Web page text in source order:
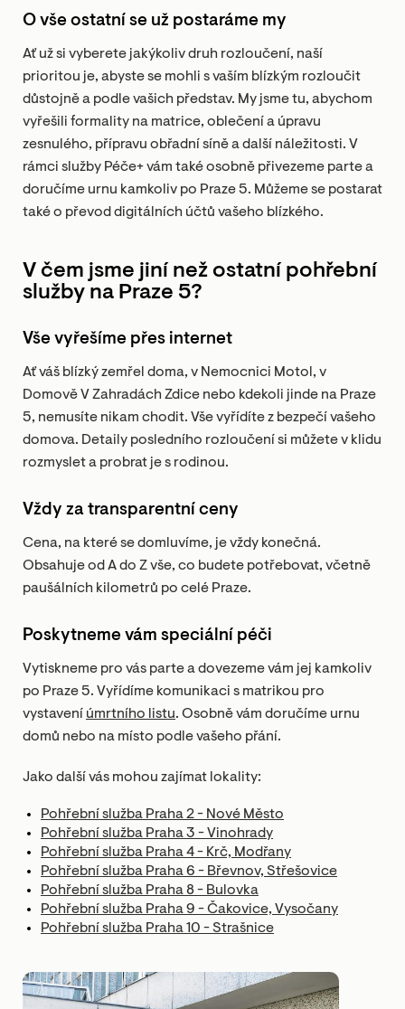
O vše ostatní se už postaráme my
Ať už si vyberete jakýkoliv druh rozloučení, naší
prioritou je, abyste se mohli s vaším blízkým rozloučit
důstojně a podle vašich představ. My jsme tu, abychom
vyřešili formality na matrice, oblečení a úpravu
zesnulého, přípravu obřadní síně a další náležitosti. V
rámci služby Péče+ vám také osobně přivezeme parte a
doručíme urnu kamkoliv po Praze 5. Můžeme se postarat
také o převod digitálních účtů vašeho blízkého.
V čem jsme jiní než ostatní pohřební
služby na Praze 5?
Vše vyřešíme přes internet
Ať váš blízký zemřel doma, v Nemocnici Motol, v
Domově V Zahradách Zdice nebo kdekoli jinde na Praze
5, nemusíte nikam chodit. Vše vyřídíte z bezpečí vašeho
domova. Detaily posledního rozloučení si můžete v klidu
rozmyslet a probrat je s rodinou.
Vždy za transparentní ceny
Cena, na které se domluvíme, je vždy konečná.
Obsahuje od A do Z vše, co budete potřebovat, včetně
paušálních kilometrů po celé Praze.
Poskytneme vám speciální péči
Vytiskneme pro vás parte a dovezeme vám jej kamkoliv
po Praze 5. Vyřídíme komunikaci s matrikou pro
vystavení úmrtního listu. Osobně vám doručíme urnu
domů nebo na místo podle vašeho přání.
Jako další vás mohou zajímat lokality:
Pohřební služba Praha 2 - Nové Město
Pohřební služba Praha 3 - Vinohrady
Pohřební služba Praha 4 - Krč, Modřany
Pohřební služba Praha 6 - Břevnov, Střešovice
Pohřební služba Praha 8 - Bulovka
Pohřební služba Praha 9 - Čakovice, Vysočany
Pohřební služba Praha 10 - Strašnice